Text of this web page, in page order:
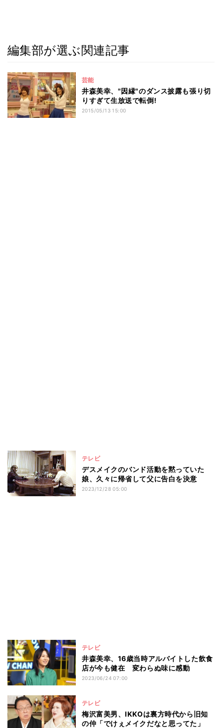
編集部が選ぶ関連記事
芸能
井森美幸、"因縁"のダンス披露も張り切
りすぎて生放送で転倒!
2015/05/13 15:00
テレビ
デスメイクのバンド活動を黙っていた
娘、久々に帰省して父に告白を決意
2023/12/28 05:00
テレビ
井森美幸、16歳当時アルバイトした飲食
店が今も健在 変わらぬ味に感動
2023/06/24 07:00
テレビ
梅沢富美男、IKKOは裏方時代から旧知
の仲「でけぇメイクだなと思ってた」